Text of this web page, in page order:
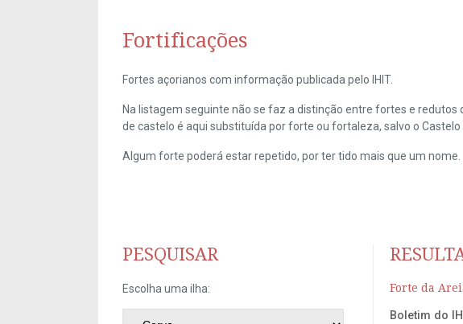
Fortificações
Fortes açorianos com informação publicada pelo IHIT.
Na listagem seguinte não se faz a distinção entre fortes e
de castelo é aqui substituída por forte ou fortaleza, salvo o Castelo
Algum forte poderá estar repetido, por ter tido mais que um nome.
PESQUISAR
Escolha uma ilha: Forte da
Boletim do